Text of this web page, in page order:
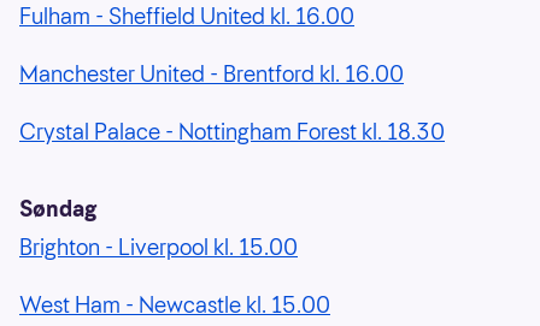
Fulham - Sheffield United kl. 16.00
Manchester United - Brentford kl. 16.00
Crystal Palace - Nottingham Forest kl. 18.30
Søndag
Brighton - Liverpool kl. 15.00
West Ham - Newcastle kl. 15.00